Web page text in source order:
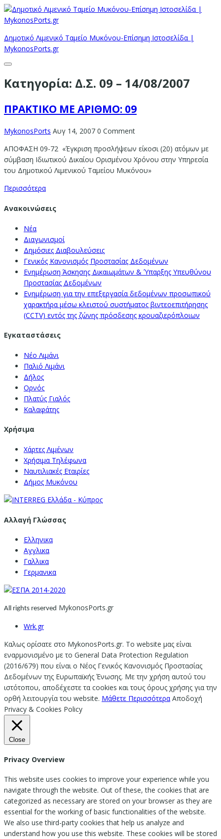
Δημοτικό Λιμενικό Ταμείο Μυκόνου-Επίσημη Ιστοσελίδα |
MykonosPorts.gr
Κατηγορία: Δ.Σ. 09 – 14/08/2007
ΠΡΑΚΤΙΚΟ ΜΕ ΑΡΙΘΜΟ: 09
MykonosPorts Αυγ 14, 2007 0 Comment
ΑΠΟΦΑΣΗ 09-72 «Έγκριση προσλήψεων είκοσι (20) ατόμων με
σύμβαση Ιδιωτικού Δικαίου Ορισμένου Χρόνου στην Υπηρεσία
του Δημοτικού Λιμενικού Ταμείου Μυκόνου»
Περισσότερα
Ανακοινώσεις
Νέα
Διαγωνισμοί
Δημόσιες Διαβουλεύσεις
Γενικός Κανονισμός Προστασίας Δεδομένων
Ενημέρωση Άσκησης Δικαιωμάτων & Ύπαρξης Υπευθύνου
Προστασίας Δεδομένων
Ενημέρωση για την επεξεργασία δεδομένων προσωπικού
χαρακτήρα μέσω κλειστού συστήματος βιντεοεπιτήρησης
(CCTV) εντός της ζώνης πρόσδεσης κρουαζιερόπλοιων
Εγκαταστάσεις
Νέο Λιμάνι
Παλιό Λιμάνι
Δήλος
Ορνός
Πλατύς Γιαλός
Καλαφάτης
Χρήσιμα
Χάρτες Λιμένων
Χρήσιμα Τηλέφωνα
Ναυτιλιακές Εταιρίες
Δήμος Μυκόνου
Αλλαγή Γλώσσας
Ελληνικα
Αγγλικα
Γαλλικα
Γερμανικα
All rights reserved MykonosPorts.gr
Wrk.gr
Καλως ορίσατε στο MykonosPorts.gr. Το website μας είναι
εναρμονισμένο με το General Data Protection Regulation
(2016/679) που είναι ο Νέος Γενικός Κανονισμός Προστασίας
Δεδομένων της Ευρωπαϊκής Ένωσης. Με την χρήση αυτού του
ιστότοπου, αποδέχεστε τα cookies και τους όρους χρήσης για την
ορθή λειτουργία του website. Μάθετε Περισσότερα Αποδοχή
Privacy & Cookies Policy
Close
Privacy Overview
This website uses cookies to improve your experience while you
navigate through the website. Out of these, the cookies that are
categorized as necessary are stored on your browser as they are
essential for the working of basic functionalities of the website.
We also use third-party cookies that help us analyze and
understand how you use this website. These cookies will be stored